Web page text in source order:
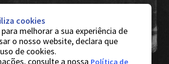
cookies
melhorar a sua experiência de
o nosso website, declara que
de cookies.
consulte a nossa Política de